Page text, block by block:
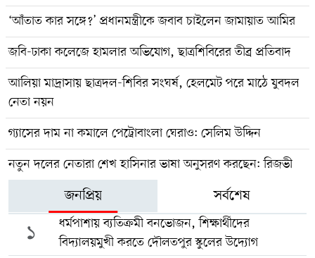
‘আঁতাত কার সঙ্গে?’ প্রধানমন্ত্রীকে জবাব চাইলেন জামায়াত আমির
জবি-ঢাকা কলেজে হামলার অভিযোগ, ছাত্রশিবিরের তীব্র প্রতিবাদ
আলিয়া মাদ্রাসায় ছাত্রদল-শিবির সংঘর্ষ, হেলমেট পরে মাঠে যুবদল
নেতা নয়ন
গ্যাসের দাম না কমালে পেট্রোবাংলা ঘেরাও: সেলিম উদ্দিন
নতুন দলের নেতারা শেখ হাসিনার ভাষা অনুসরণ করছেন: রিজভী
জনপ্রিয় সর্বশেষ
১
ধর্মপাশায় ব্যতিক্রমী বনভোজন, শিক্ষার্থীদের
বিদ্যালয়মুখী করতে দৌলতপুর স্কুলের উদ্যোগ